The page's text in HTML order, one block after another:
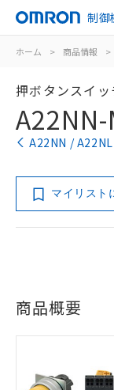
制御
ホーム > 商品情報 >
押ボタンスイッ
A22NN-
A22NN /
マイリスト
商品概要